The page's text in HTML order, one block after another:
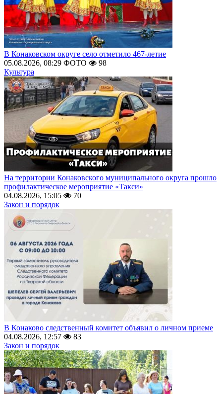
В Конаковском округе село отметило 467-летие
05.08.2026, 08:29 ФОТО
98
Культура
На территории Конаковского муниципального округа прошло
профилактическое мероприятие «Такси»
04.08.2026, 15:05
70
Закон и порядок
В Конаково следственный комитет объявил о личном приеме
04.08.2026, 12:57
83
Закон и порядок